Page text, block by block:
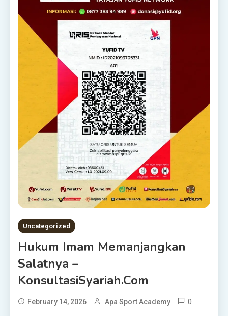
Uncategorized
Hukum Imam Memanjangkan
Salatnya –
KonsultasiSyariah.com
February 14, 2026 Apa Sport Academy 0